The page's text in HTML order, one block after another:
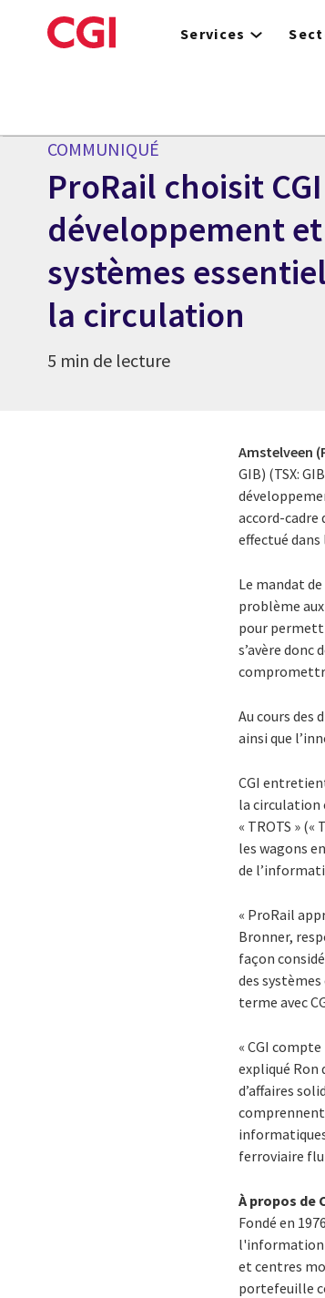
to
Services
COMMUNIQUÉ
ProRail choisit
développement
systèmes
la circulation
5 min de lecture
Amstelveen
GIB) (TSX:
accord-cadre
effectué dans
Le mandat
problème
pour
s’avère
Au cours des
ainsi que
CGI
la circulation
« TROTS »
les wagons
de
« ProRail
Bronner,
façon
des
terme avec
« CGI
expliqué Ron
d’affaires
comprennent
ferroviaire
À propos de
Fondé en
l'information
et centres
portefeuille